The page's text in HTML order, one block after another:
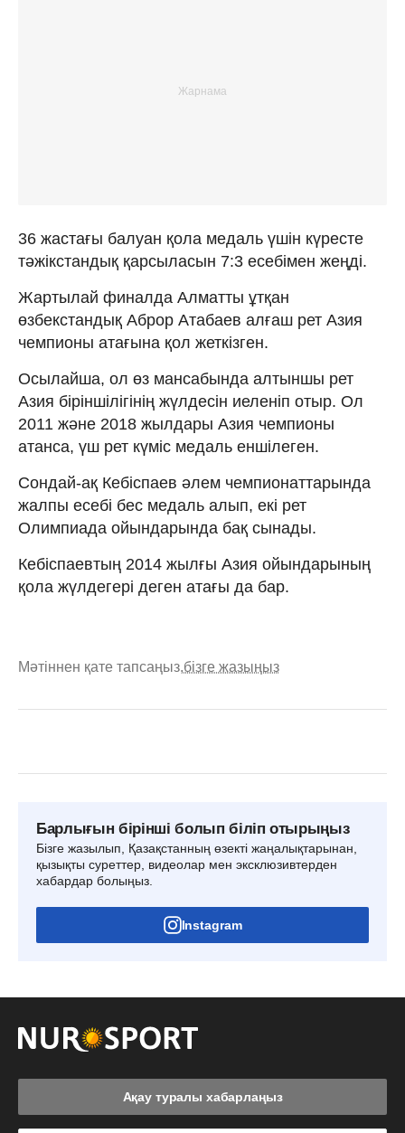
36 жастағы балуан қола медаль үшін күресте
тәжікстандық қарсыласын 7:3 есебімен жеңді.
Жартылай финалда Алматты ұтқан
өзбекстандық Аброр Атабаев алғаш рет Азия
чемпионы атағына қол жеткізген.
Осылайша, ол өз мансабында алтыншы рет
Азия біріншілігінің жүлдесін иеленіп отыр. Ол
2011 және 2018 жылдары Азия чемпионы
атанса, үш рет күміс медаль еншілеген.
Сондай-ақ Кебіспаев әлем чемпионаттарында
жалпы есебі бес медаль алып, екі рет
Олимпиада ойындарында бақ сынады.
Кебіспаевтың 2014 жылғы Азия ойындарының
қола жүлдегері деген атағы да бар.
Мәтіннен қате тапсаңыз,бізге жазыңыз
Барлығын бірінші болып біліп отырыңыз
Бізге жазылып, Қазақстанның өзекті жаңалықтарынан,
қызықты суреттер, видеолар мен эксклюзивтерден
хабардар болыңыз.
Instagram
Ақау туралы хабарлаңыз